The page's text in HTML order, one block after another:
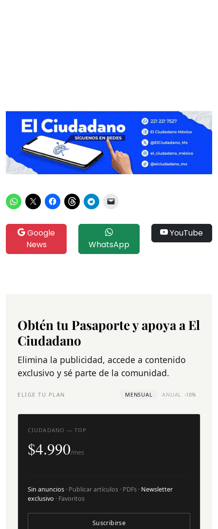
Google
News
WhatsApp
YouTube
Obtén tu Pasaporte y apoya a El
Ciudadano
Elimina la publicidad, accede a contenido
exclusivo y sé parte de la comunidad.
ELIGE TU PLAN MENSUAL ANUAL -10%
CIUDADANO — TOP
$4.990/mes
Sin anuncios · Publicar artículos · PDFs · Newsletter
exclusivo · Favoritos
Suscribirse